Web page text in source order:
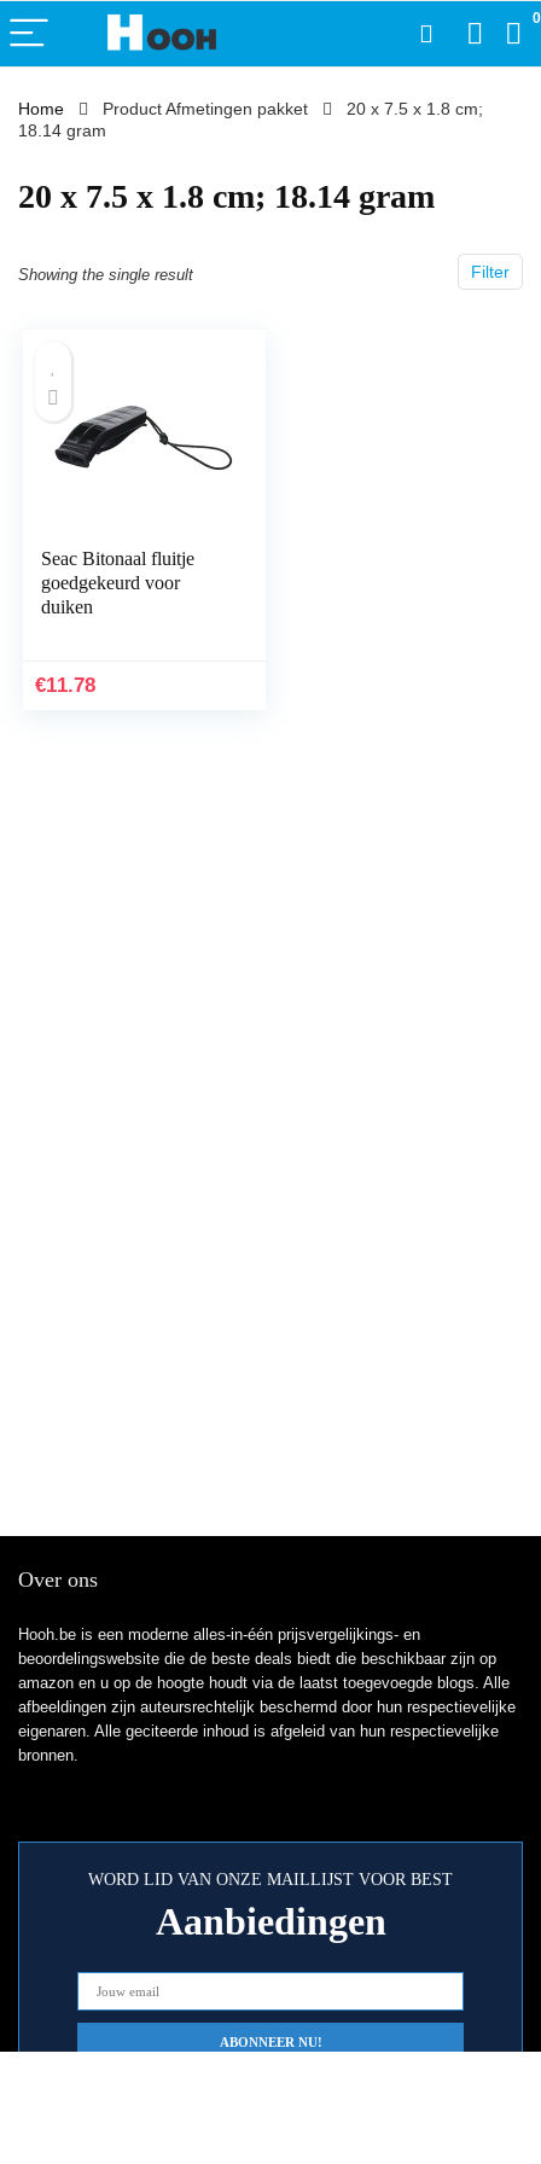
0
Home Product Afmetingen pakket
‎20 x 7.5 x 1.8 cm;
18.14 gram
‎20 x 7.5 x 1.8 cm; 18.14 gram
Filter
Showing the single result
Seac Bitonaal fluitje
goedgekeurd voor
duiken
€11.78
Over ons
Hooh.be is een moderne alles-in-één prijsvergelijkings- en
beoordelingswebsite die de beste deals biedt die beschikbaar zijn op
amazon en u op de hoogte houdt via de laatst toegevoegde blogs. Alle
afbeeldingen zijn auteursrechtelijk beschermd door hun respectievelijke
eigenaren. Alle geciteerde inhoud is afgeleid van hun respectievelijke
bronnen.
WORD LID VAN ONZE MAILLIJST VOOR BEST
Aanbiedingen